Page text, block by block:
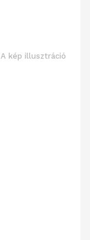
A kép illusztráció